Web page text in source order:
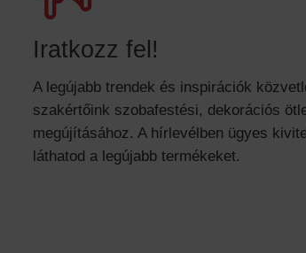
Iratkozz fel!
A legújabb trendek és inspirációk
szakértőink szobafestési, dekorációs
megújításához. A hírlevélben ügyes
láthatod a legújabb termékeket.